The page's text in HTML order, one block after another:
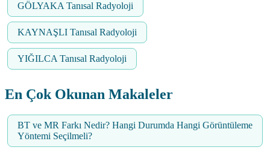
GÖLYAKA Tanısal Radyoloji
KAYNAŞLI Tanısal Radyoloji
YIĞILCA Tanısal Radyoloji
En Çok Okunan Makaleler
BT ve MR Farkı Nedir? Hangi Durumda Hangi Görüntüleme
Yöntemi Seçilmeli?